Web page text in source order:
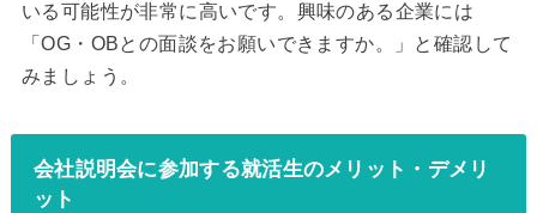
いる可能性が非常に高いです。興味のある企業には
「OG・OBとの面談をお願いできますか。」と確認して
みましょう。
会社説明会に参加する就活生のメリット・デメリ
ット